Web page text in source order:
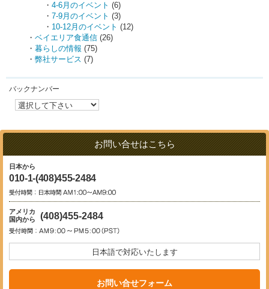
4-6月のイベント (6)
7-9月のイベント (3)
10-12月のイベント (12)
ベイエリア食通信 (26)
暮らしの情報 (75)
弊社サービス (7)
バックナンバー
お問い合せはこちら
日本から
010-1-(408)455-2484
アメリカ
国内から
(408)455-2484
日本語で対応いたします
お問い合せフォーム